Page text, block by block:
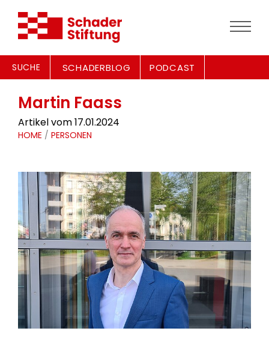
SUCHE SCHADERBLOG PODCAST
Martin Faass
Artikel vom 17.01.2024
HOME / PERSONEN